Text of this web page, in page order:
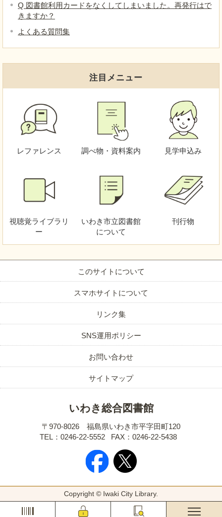
Q 図書館利用カードをなくしてしまいました。再発行はで
きますか？
よくある質問集
注目メニュー
レファレンス 調べ物・資料案内 見学申込み
視聴覚ライブラリ
ー
いわき市立図書館
について
刊行物
いわき総合図書館
〒970-8026 福島県いわき市平字田町120
TEL：0246-22-5552
FAX：0246-22-5438
このサイトについて
スマホサイトについて
リンク集
SNS運用ポリシー
お問い合わせ
サイトマップ
Copyright © Iwaki City Library.